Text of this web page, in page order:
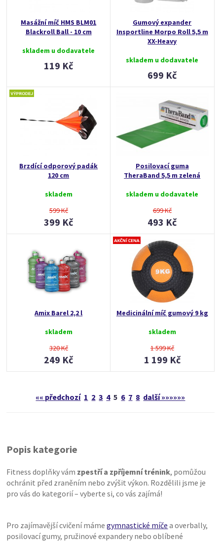
Masážní míč HMS BLM01
Blackroll Ball - 10 cm
skladem u dodavatele
119 Kč
Gumový expander
Insportline Morpo Roll 5,5 m
XX-Heavy
skladem u dodavatele
699 Kč
Brzdící odporový padák
120 cm
skladem
599 Kč
399 Kč
Posilovací guma
TheraBand 5,5 m zelená
skladem u dodavatele
699 Kč
493 Kč
Amix Barel 2,2 l
skladem
320 Kč
249 Kč
Medicinální míč gumový 9 kg
skladem
1 599 Kč
1 199 Kč
«« předchozí 1 2 3 4 5 6 7 8 další »»»»»»
Popis kategorie
Fitness doplňky vám zpestří a zpříjemní trénink, pomůžou
ochránit před zraněním nebo zvýšit výkon. Rozdělili jsme je
pro vás do kategorií – vyberte si, co vás zajímá!
Pro zajímavější cvičení mámegymnastické míče a overbally,
posilovací gumy, pružinové expandery nebo oblíbené